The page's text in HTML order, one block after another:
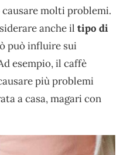
molti problemi.
anche il tipo di
può influire sui
esempio, il caffè
più problemi
a casa, magari con